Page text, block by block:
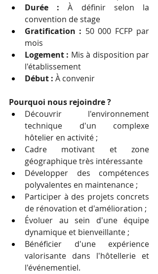
Durée : À définir selon la
convention de stage
Gratification : 50 000 FCFP par
mois
Logement : Mis à disposition par
l'établissement
Début : À convenir
Pourquoi nous rejoindre ?
Découvrir l'environnement
technique d'un complexe
hôtelier en activité ;
Cadre motivant et zone
géographique très intéressante
Développer des compétences
polyvalentes en maintenance ;
Participer à des projets concrets
de rénovation et d'amélioration ;
Évoluer au sein d'une équipe
dynamique et bienveillante ;
Bénéficier d'une expérience
valorisante dans l'hôtellerie et
l'événementiel.